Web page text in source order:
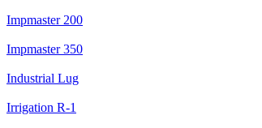
Impmaster 200
Impmaster 350
Industrial Lug
Irrigation R-1